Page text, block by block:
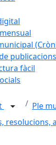
publicacions
fàcil
Ple
resolucions,